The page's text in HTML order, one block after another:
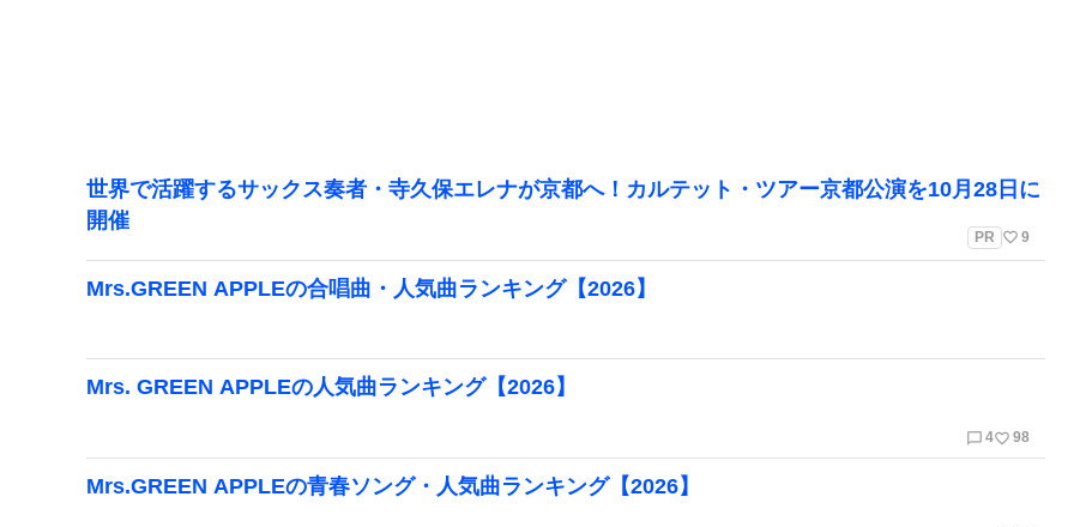
世界で活躍するサックス奏者・寺久保エレナが京都へ！カルテット・ツアー京都公演を10月28日に
開催
PR favorite_border 9
Mrs.GREEN APPLEの合唱曲・人気曲ランキング【2026】
Mrs. GREEN APPLEの人気曲ランキング【2026】
chat_bubble_outline 4favorite_border 98
Mrs.GREEN APPLEの青春ソング・人気曲ランキング【2026】